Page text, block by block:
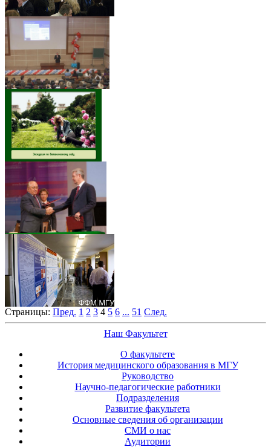
Страницы: Пред. 1 2 3 4 5 6 ... 51 След.
Наш Факультет
О факультете
История медицинского образования в МГУ
Руководство
Научно-педагогические работники
Подразделения
Развитие факультета
Основные сведения об организации
СМИ о нас
Аудитории